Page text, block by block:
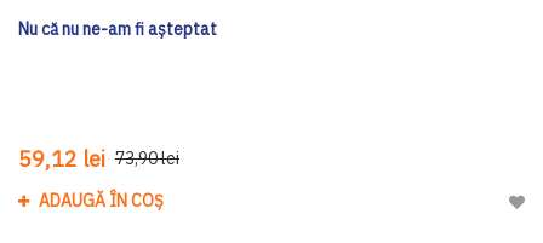
Nu că nu ne-am fi așteptat
59,12 lei 73,90 lei
ADAUGĂ ÎN COȘ